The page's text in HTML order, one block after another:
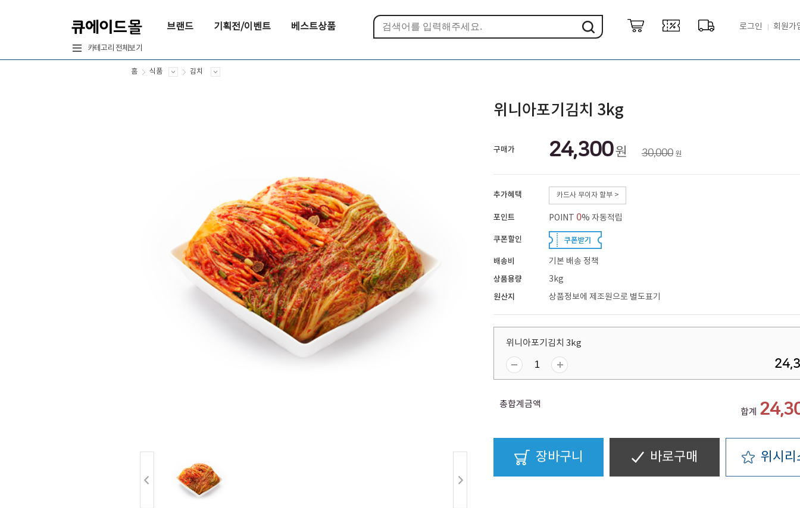
브랜드 기획전/이벤트 베스트상품 로그인 회원가
카테고리 전체보기
홈 식품 김치
위니아포기김치 3kg
구매가 24,300원 30,000 원
추가혜택 카드사 무이자 할부 >
포인트 POINT 0% 자동적립
쿠폰할인
배송비
기본 배송 정책
상품용량
3kg
원산지
상품정보에 제조원으로 별도표기
위니아포기김치 3kg
총합계금액
합계
장바구니 바로구매 위시리